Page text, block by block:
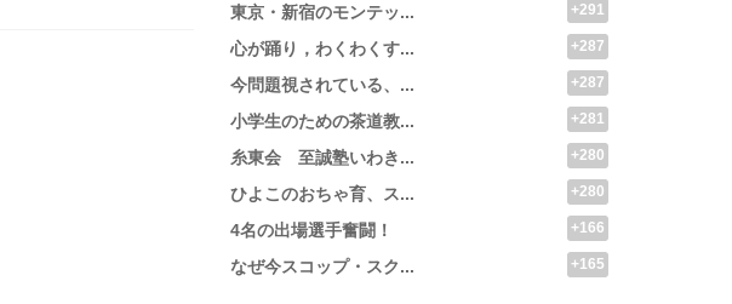
東京・新宿のモンテッ... +291
心が踊り，わくわくす... +287
今問題視されている、... +287
小学生のための茶道教... +281
糸東会 至誠塾いわき... +280
ひよこのおちゃ育、ス... +280
4名の出場選手奮闘！ +166
なぜ今スコップ・スク... +165